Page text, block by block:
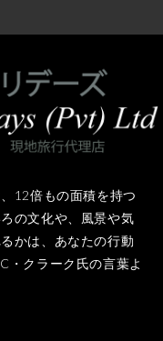
12倍もの面積を持つ
の文化や、風景や気
かは、あなたの行動
ラーク氏の言葉よ